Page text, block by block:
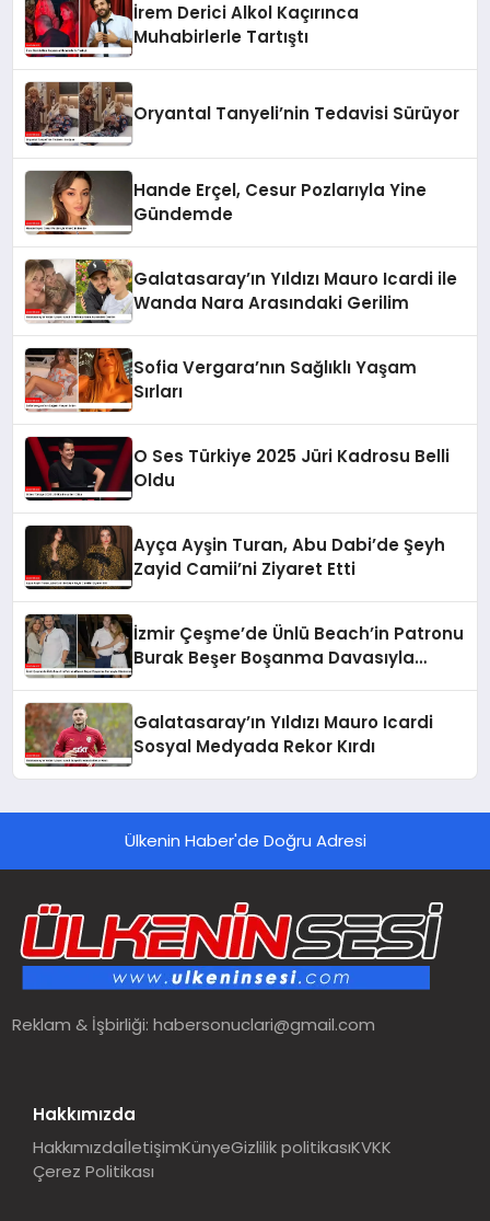
İrem Derici Alkol Kaçırınca
Muhabirlerle Tartıştı
Oryantal Tanyeli’nin Tedavisi Sürüyor
Hande Erçel, Cesur Pozlarıyla Yine
Gündemde
Galatasaray’ın Yıldızı Mauro Icardi ile
Wanda Nara Arasındaki Gerilim
Sofia Vergara’nın Sağlıklı Yaşam
Sırları
O Ses Türkiye 2025 Jüri Kadrosu Belli
Oldu
Ayça Ayşin Turan, Abu Dabi’de Şeyh
Zayid Camii’ni Ziyaret Etti
İzmir Çeşme’de Ünlü Beach’in Patronu
Burak Beşer Boşanma Davasıyla
Galatasaray’ın Yıldızı Mauro Icardi
Sosyal Medyada Rekor Kırdı
Ülkenin Haber'de Doğru Adresi
Reklam & İşbirliği:habersonuclari@gmail.com
Hakkımızda
HakkımızdaİletişimKünyeGizlilik politikasıKVKK
Çerez Politikası